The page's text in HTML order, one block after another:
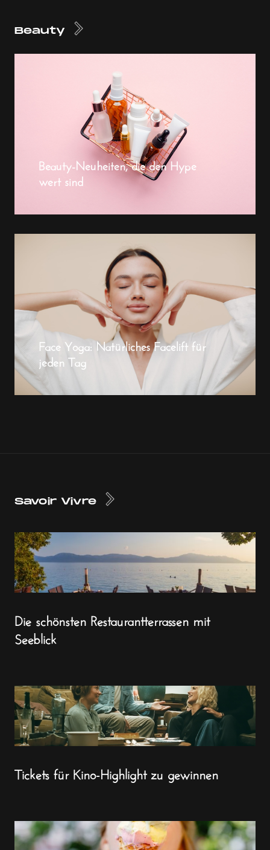
Beauty
Beauty-Neuheiten, die den Hype
wert sind
Face Yoga: Natürliches Facelift für
jeden Tag
Savoir Vivre
Die schönsten Restaurantterrassen mit
Seeblick
Tickets für Kino-Highlight zu gewinnen